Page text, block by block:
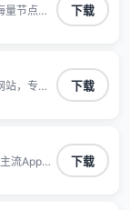
量节点覆
留学生
定低延
下载
站，专业
视频、爱
平精
园等国
学生、
频加速服
和音视
下载
流App应
游戏 简
下载